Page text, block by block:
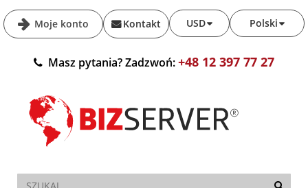
Moje konto Polski
USD
Kontakt
Masz pytania? Zadzwoń:+48 12 397 77 27